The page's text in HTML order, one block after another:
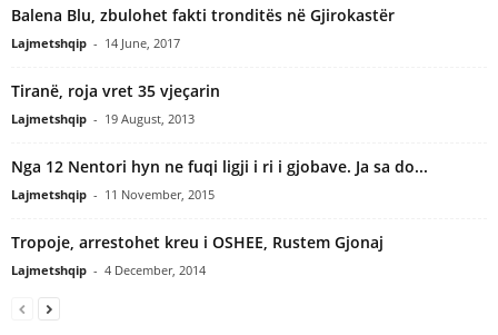
Balena Blu, zbulohet fakti tronditës në Gjirokastër
Lajmetshqip - 14 June, 2017
Tiranë, roja vret 35 vjeçarin
Lajmetshqip - 19 August, 2013
Nga 12 Nentori hyn ne fuqi ligji i ri i gjobave. Ja sa do...
Lajmetshqip - 11 November, 2015
Tropoje, arrestohet kreu i OSHEE, Rustem Gjonaj
Lajmetshqip - 4 December, 2014